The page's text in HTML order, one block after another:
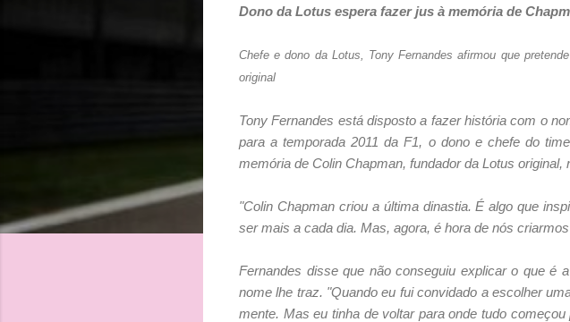
Dono da Lotus espera fazer jus à memória de
Chefe e dono da Lotus, Tony Fernandes afirmou que
original
Tony Fernandes está disposto a fazer história com o
para a temporada 2011 da F1, o dono e chefe do
memória de Colin Chapman, fundador da Lotus original,
"Colin Chapman criou a última dinastia. É algo que
ser mais a cada dia. Mas, agora, é hora de nós
Fernandes disse que não conseguiu explicar o que é
nome lhe traz. "Quando eu fui convidado a escolher
mente. Mas eu tinha de voltar para onde tudo